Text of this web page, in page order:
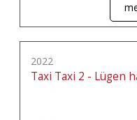
2022
Taxi Taxi 2 - Lügen